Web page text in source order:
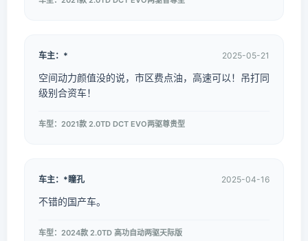
车主：* 2025-05-21
空间动力颜值没的说，市区费点油，高速可以！吊打同
级别合资车！
车型：2021款 2.0TD DCT EVO两驱尊贵型
车主：*瞳孔 2025-04-16
不错的国产车。
车型：2024款 2.0TD 高功自动两驱天际版